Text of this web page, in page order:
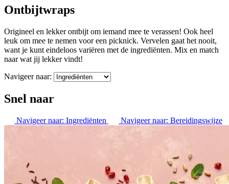
Ontbijtwraps
Origineel en lekker ontbijt om iemand mee te verassen! Ook heel
leuk om mee te nemen voor een picknick. Vervelen gaat het nooit,
want je kunt eindeloos variëren met de ingrediënten. Mix en match
naar wat jij lekker vindt!
Navigeer naar:
Snel naar
Navigeer naar: Ingrediënten Navigeer naar: Bereidingswijze